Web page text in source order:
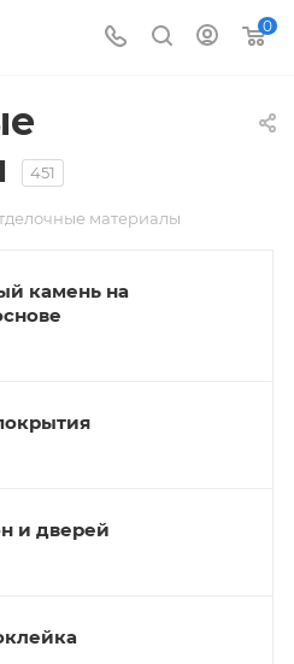
0
451
материалы
камень на
и дверей